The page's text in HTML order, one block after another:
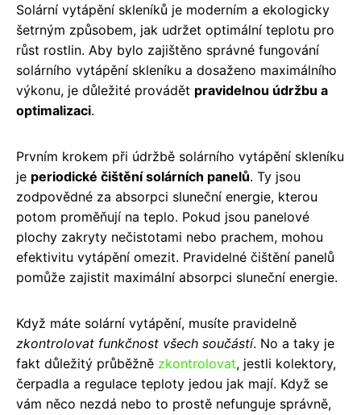
Solární vytápění skleníků je moderním a ekologicky
šetrným způsobem, jak udržet optimální teplotu pro
růst rostlin. Aby bylo zajištěno správné fungování
solárního vytápění skleníku a dosaženo maximálního
výkonu, je důležité provádět pravidelnou údržbu a
optimalizaci.
Prvním krokem při údržbě solárního vytápění skleníku
je periodické čištění solárních panelů. Ty jsou
zodpovědné za absorpci sluneční energie, kterou
potom proměňují na teplo. Pokud jsou panelové
plochy zakryty nečistotami nebo prachem, mohou
efektivitu vytápění omezit. Pravidelné čištění panelů
pomůže zajistit maximální absorpci sluneční energie.
Když máte solární vytápění, musíte pravidelně
zkontrolovat funkčnost všech součástí. No a taky je
fakt důležitý průběžně zkontrolovat, jestli kolektory,
čerpadla a regulace teploty jedou jak mají. Když se
vám něco nezdá nebo to prostě nefunguje správně,